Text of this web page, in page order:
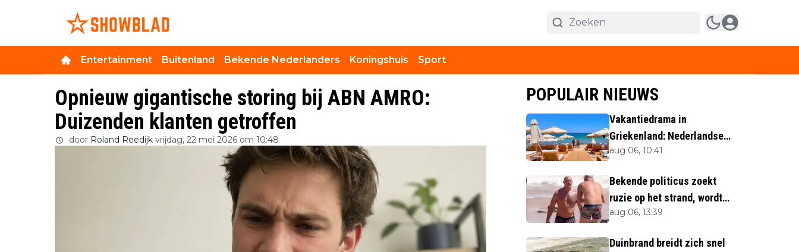
Entertainment Buitenland Bekende Nederlanders Koningshuis Sport
Opnieuw gigantische storing bij ABN AMRO:
Duizenden klanten getroffen
door Roland Reedijk vrijdag, 22 mei 2026 om 10:48
POPULAIR NIEUWS
Vakantiedrama in
Griekenland: Nederlandse
(40) omgekomen
aug 06, 10:41
Bekende politicus zoekt
ruzie op het strand, wordt
neergemaaid
aug 06, 13:39
Duinbrand breidt zich snel